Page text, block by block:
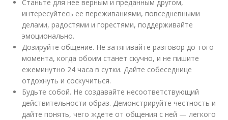
Станьте для нее верным и преданным другом,
интересуйтесь ее переживаниями, повседневными
делами, радостями и горестями, поддерживайте
эмоционально.
Дозируйте общение. Не затягивайте разговор до того
момента, когда обоим станет скучно, и не пишите
ежеминутно 24 часа в сутки. Дайте собеседнице
отдохнуть и соскучиться.
Будьте собой. Не создавайте несоответствующий
действительности образ. Демонстрируйте честность и
дайте понять, чего ждете от общения с ней — легкого